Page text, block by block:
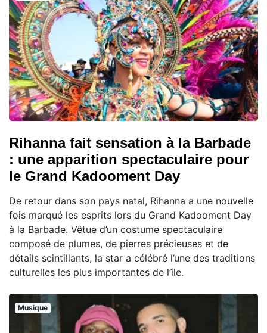
Rihanna fait sensation à la Barbade
: une apparition spectaculaire pour
le Grand Kadooment Day
De retour dans son pays natal, Rihanna a une nouvelle
fois marqué les esprits lors du Grand Kadooment Day
à la Barbade. Vêtue d’un costume spectaculaire
composé de plumes, de pierres précieuses et de
détails scintillants, la star a célébré l’une des traditions
culturelles les plus importantes de l’île.
Musique